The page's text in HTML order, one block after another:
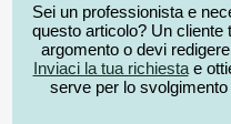
Sei un professionista e
questo articolo? Un cliente
argomento o devi
Inviaci la tua richiestae
serve per lo